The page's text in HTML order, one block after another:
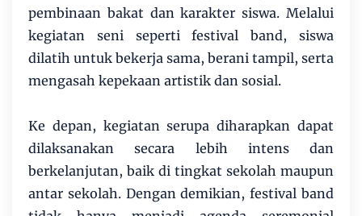
pembinaan bakat dan karakter siswa. Melalui
kegiatan seni seperti festival band, siswa
dilatih untuk bekerja sama, berani tampil, serta
mengasah kepekaan artistik dan sosial.
Ke depan, kegiatan serupa diharapkan dapat
dilaksanakan secara lebih intens dan
berkelanjutan, baik di tingkat sekolah maupun
antar sekolah. Dengan demikian, festival band